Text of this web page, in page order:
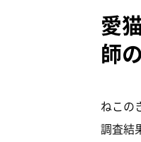
愛
師
ねこの
調査結